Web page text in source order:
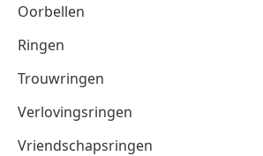
Oorbellen
Ringen
Trouwringen
Verlovingsringen
Vriendschapsringen